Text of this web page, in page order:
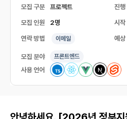
모집 구분 프로젝트 진행
모집 인원 2명 시작
연락 방법 이메일 예상
모집 분야 프론트엔드
사용 언어